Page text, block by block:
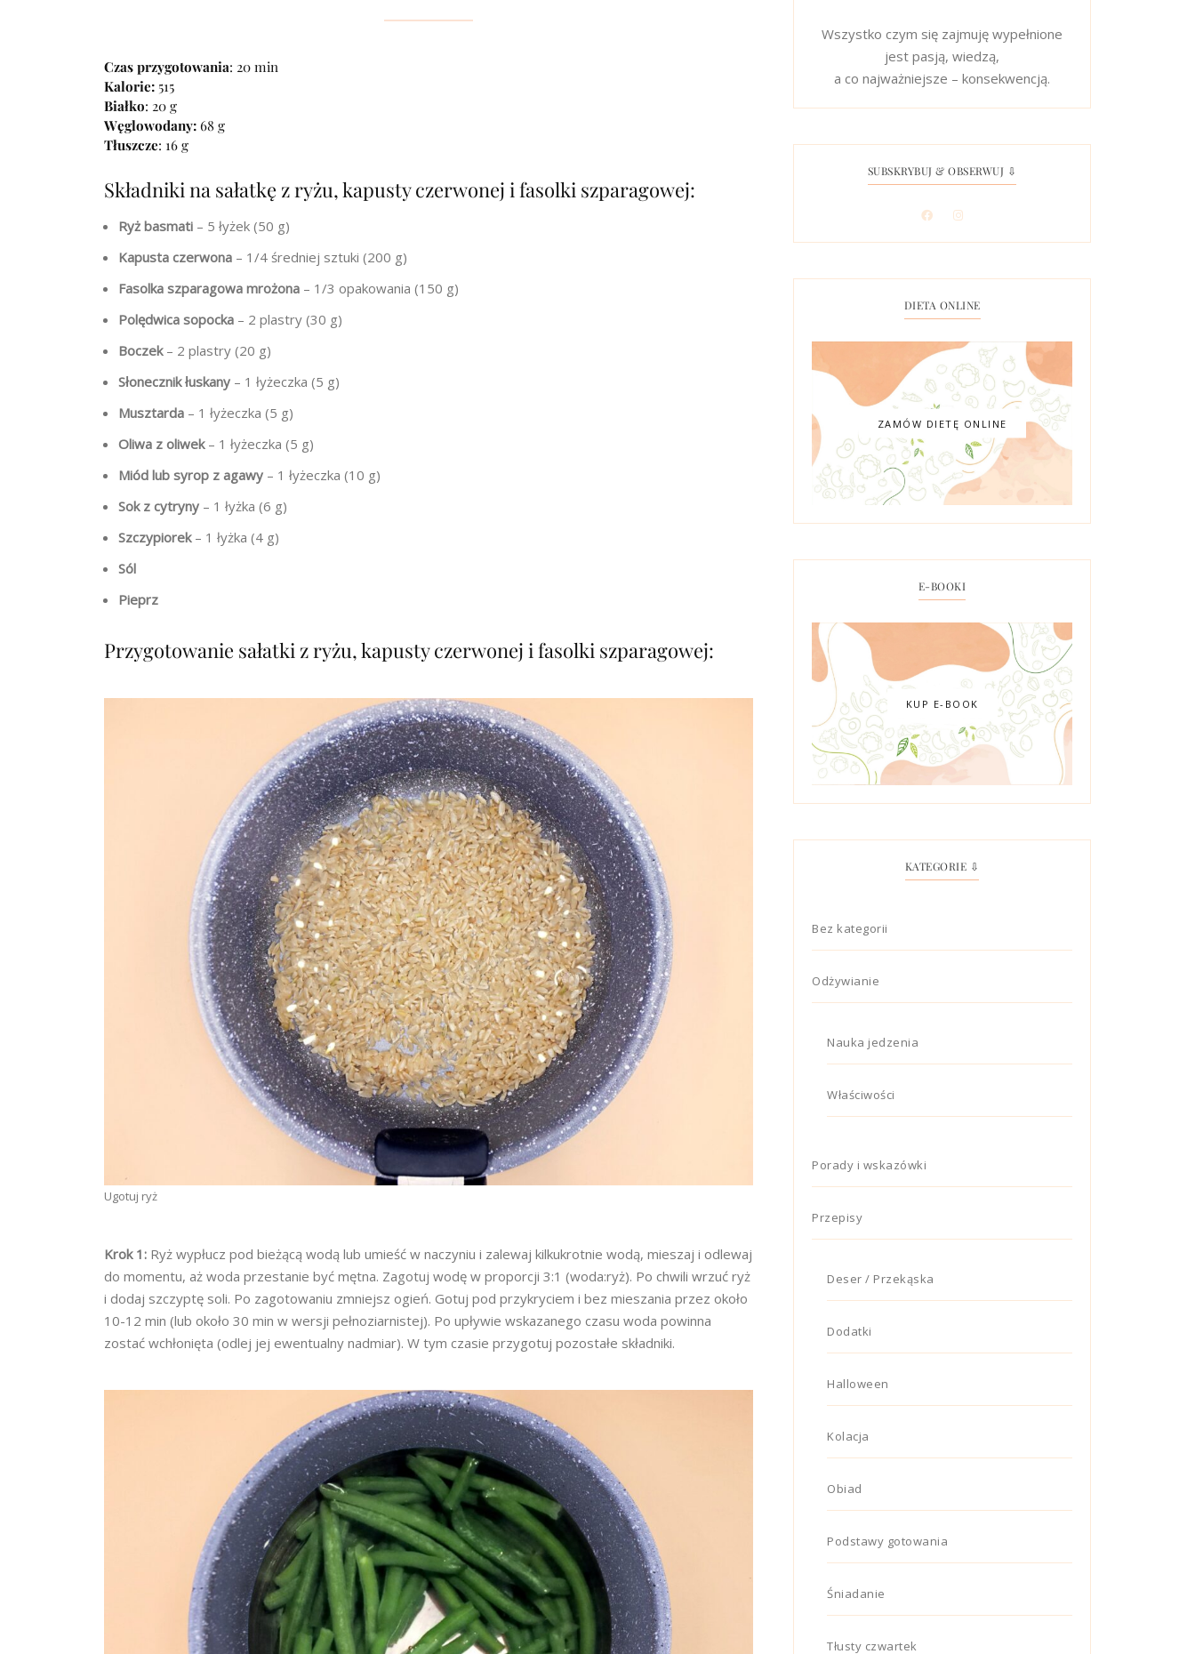
Czas przygotowania: 20 min
Kalorie: 515
Białko: 20 g
Węglowodany: 68 g
Tłuszcze: 16 g
Składniki na sałatkę z ryżu, kapusty czerwonej i fasolki szparagowej:
Ryż basmati – 5 łyżek (50 g)
Kapusta czerwona – 1/4 średniej sztuki (200 g)
Fasolka szparagowa mrożona – 1/3 opakowania (150 g)
Polędwica sopocka – 2 plastry (30 g)
Boczek– 2 plastry (20 g)
Słonecznik łuskany – 1 łyżeczka (5 g)
Musztarda – 1 łyżeczka (5 g)
Oliwa z oliwek– 1 łyżeczka (5 g)
Miód lub syrop z agawy – 1 łyżeczka (10 g)
Sok z cytryny – 1 łyżka (6 g)
Szczypiorek– 1 łyżka (4 g)
Sól
Pieprz
Przygotowanie sałatki z ryżu, kapusty czerwonej i fasolki szparagowej:
Ugotuj ryż
Krok 1: Ryż wypłucz pod bieżącą wodą lub umieść w naczyniu i zalewaj kilkukrotnie wodą, mieszaj i odlewaj
do momentu, aż woda przestanie być mętna. Zagotuj wodę w proporcji 3:1 (woda:ryż). Po chwili wrzuć ryż
i dodaj szczyptę soli. Po zagotowaniu zmniejsz ogień. Gotuj pod przykryciem i bez mieszania przez około
10-12 min (lub około 30 min w wersji pełnoziarnistej). Po upływie wskazanego czasu woda powinna
zostać wchłonięta (odlej jej ewentualny nadmiar). W tym czasie przygotuj pozostałe składniki.
Wszystko czym się zajmuję wypełnione
jest pasją, wiedzą,
a co najważniejsze – konsekwencją.
SUBSKRYBUJ & OBSERWUJ ⇩
DIETA ONLINE
ZAMÓW DIETĘ ONLINE
E-BOOKI
KUP E-BOOK
KATEGORIE ⇩
Bez kategorii
Odżywianie
Nauka jedzenia
Właściwości
Porady i wskazówki
Przepisy
Deser / Przekąska
Dodatki
Halloween
Kolacja
Obiad
Podstawy gotowania
Śniadanie
Tłusty czwartek